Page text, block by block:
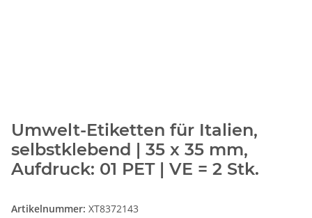
Umwelt-Etiketten für Italien,
selbstklebend | 35 x 35 mm,
Aufdruck: 01 PET | VE = 2 Stk.
Artikelnummer: XT8372143